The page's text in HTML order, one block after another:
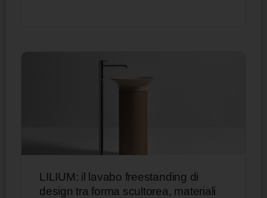
LILIUM: il lavabo freestanding di
design tra forma scultorea, materiali